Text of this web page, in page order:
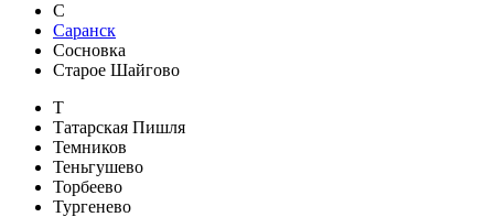
С
Саранск
Сосновка
Старое Шайгово
Т
Татарская Пишля
Темников
Теньгушево
Торбеево
Тургенево